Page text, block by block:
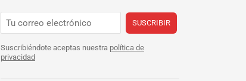
SUSCRIBIR
Suscribiéndote aceptas nuestra política de
privacidad